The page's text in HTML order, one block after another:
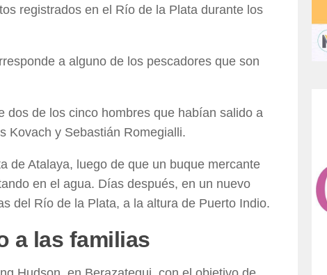
registrados en el Río de la Plata durante los
a alguno de los pescadores que son
dos de los cinco hombres que habían salido a
Kovach y Sebastián Romegialli.
de Atalaya, luego de que un buque mercante
en el agua. Días después, en un nuevo
del Río de la Plata, a la altura de Puerto Indio.
a las familias